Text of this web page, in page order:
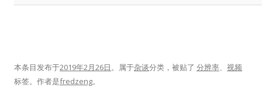
本条目发布于2019年2月26日。属于杂谈分类，被贴了 分辨率、 视频
标签。 作者是fredzeng。